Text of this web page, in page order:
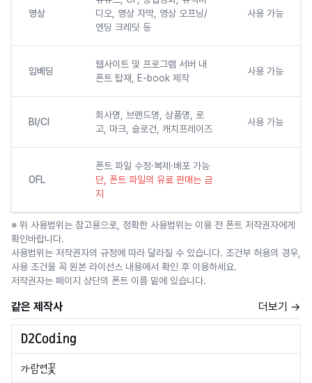
영상
디오, 영상 자막, 영상 오프닝/
엔딩 크레딧 등
사용 가능
임베딩
웹사이트 및 프로그램 서버 내
폰트 탑재, E-book 제작
사용 가능
BI/CI
회사명, 브랜드명, 상품명, 로
고, 마크, 슬로건, 캐치프레이즈
사용 가능
OFL
폰트 파일 수정·복제·배포 가능
단, 폰트 파일의 유료 판매는 금
지
※ 위 사용범위는 참고용으로, 정확한 사용범위는 이용 전 폰트 저작권자에게
확인바랍니다.
사용범위는 저작권자의 규정에 따라 달라질 수 있습니다. 조건부 허용의 경우,
사용 조건을 꼭 원본 라이선스 내용에서 확인 후 이용하세요.
저작권자는 페이지 상단의 폰트 이름 밑에 있습니다.
같은 제작사 더보기 →